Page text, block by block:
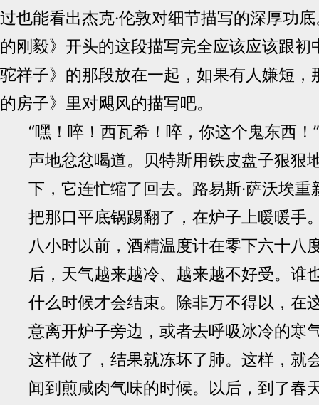
过也能看出杰克·伦敦对细节描写的深厚功
的刚毅》开头的这段描写完全应该应该跟初
驼祥子》的那段放在一起，如果有人嫌短，
的房子》里对飓风的描写吧。
“嘿！啐！西瓦希！啐，你这个鬼东西
声地忿忿喝道。贝特斯用铁皮盘子狠狠
下，它连忙缩了回去。路易斯·萨沃埃
把那口平底锅踢翻了，在炉子上暖暖手
八小时以前，酒精温度计在零下六十八
后，天气越来越冷、越来越不好受。谁
什么时候才会结束。除非万不得以，在
意离开炉子旁边，或者去呼吸冰冷的寒
这样做了，结果就冻坏了肺。这样，就
闻到煎咸肉气味的时候。以后，到了春